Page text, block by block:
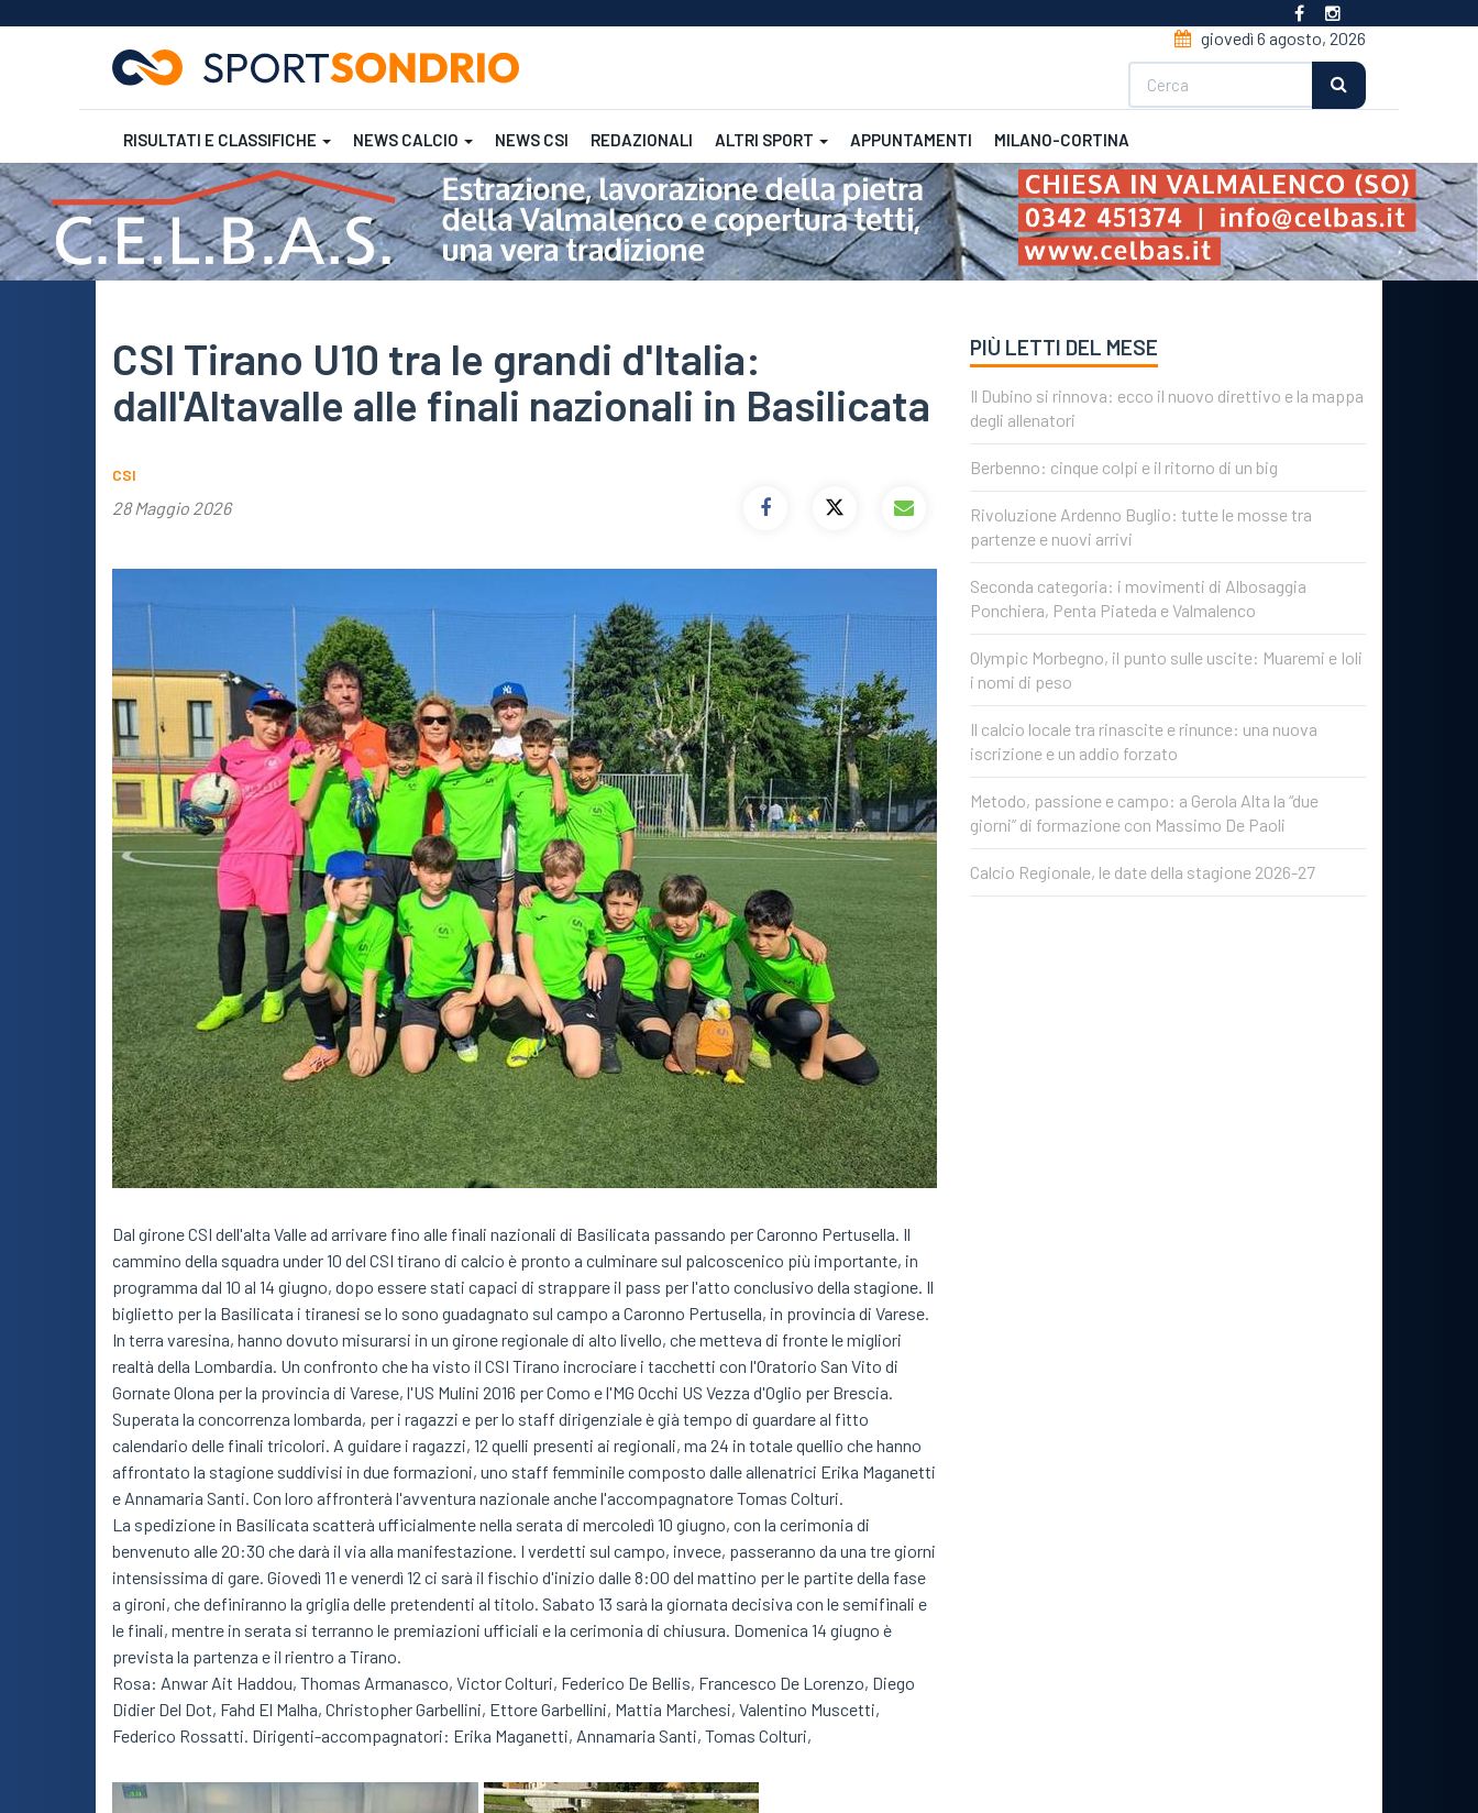
Salta
al
contenuto
principale
giovedì 6 agosto, 2026
RISULTATI E CLASSIFICHE
Femminile CSI CSI CSI Futsal
Futsal Rugby
NEWS CALCIO NEWS CSI REDAZIONALI ALTRI SPORT APPUNTAMENTI MILANO-CORTINA
CSI Tirano U10 tra le grandi d'Italia:
dall'Altavalle alle finali nazionali in Basilicata
CSI
28 Maggio 2026
Dal girone CSI dell'alta Valle ad arrivare fino alle finali nazionali di Basilicata passando per Caronno Pertusella. Il
cammino della squadra under 10 del CSI tirano di calcio è pronto a culminare sul palcoscenico più importante, in
programma dal 10 al 14 giugno, dopo essere stati capaci di strappare il pass per l'atto conclusivo della stagione. Il
biglietto per la Basilicata i tiranesi se lo sono guadagnato sul campo a Caronno Pertusella, in provincia di Varese.
In terra varesina, hanno dovuto misurarsi in un girone regionale di alto livello, che metteva di fronte le migliori
realtà della Lombardia. Un confronto che ha visto il CSI Tirano incrociare i tacchetti con l'Oratorio San Vito di
Gornate Olona per la provincia di Varese, l'US Mulini 2016 per Como e l'MG Occhi US Vezza d'Oglio per Brescia.
Superata la concorrenza lombarda, per i ragazzi e per lo staff dirigenziale è già tempo di guardare al fitto
calendario delle finali tricolori. A guidare i ragazzi, 12 quelli presenti ai regionali, ma 24 in totale quellio che hanno
affrontato la stagione suddivisi in due formazioni, uno staff femminile composto dalle allenatrici Erika Maganetti
e Annamaria Santi. Con loro affronterà l'avventura nazionale anche l'accompagnatore Tomas Colturi.
La spedizione in Basilicata scatterà ufficialmente nella serata di mercoledì 10 giugno, con la cerimonia di
benvenuto alle 20:30 che darà il via alla manifestazione. I verdetti sul campo, invece, passeranno da una tre giorni
intensissima di gare. Giovedì 11 e venerdì 12 ci sarà il fischio d'inizio dalle 8:00 del mattino per le partite della fase
a gironi, che definiranno la griglia delle pretendenti al titolo. Sabato 13 sarà la giornata decisiva con le semifinali e
le finali, mentre in serata si terranno le premiazioni ufficiali e la cerimonia di chiusura. Domenica 14 giugno è
prevista la partenza e il rientro a Tirano.
Rosa: Anwar Ait Haddou, Thomas Armanasco, Victor Colturi, Federico De Bellis, Francesco De Lorenzo, Diego
Didier Del Dot, Fahd El Malha, Christopher Garbellini, Ettore Garbellini, Mattia Marchesi, Valentino Muscetti,
Federico Rossatti. Dirigenti-accompagnatori: Erika Maganetti, Annamaria Santi, Tomas Colturi,
PIÙ LETTI DEL MESE
Il Dubino si rinnova: ecco il nuovo direttivo e la mappa
degli allenatori
Berbenno: cinque colpi e il ritorno di un big
Rivoluzione Ardenno Buglio: tutte le mosse tra
partenze e nuovi arrivi
Seconda categoria: i movimenti di Albosaggia
Ponchiera, Penta Piateda e Valmalenco
Olympic Morbegno, il punto sulle uscite: Muaremi e Ioli
i nomi di peso
Il calcio locale tra rinascite e rinunce: una nuova
iscrizione e un addio forzato
Metodo, passione e campo: a Gerola Alta la “due
giorni” di formazione con Massimo De Paoli
Calcio Regionale, le date della stagione 2026-27